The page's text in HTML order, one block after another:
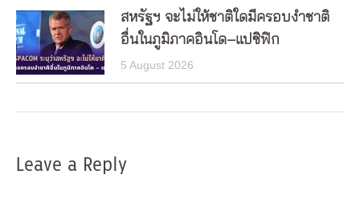
สหรัฐฯ จะไม่ให้ชาติใดมีครอบงำชาติ
อื่นในภูมิภาคอินโด–แปซิฟิก
5 August 2026
Leave a Reply